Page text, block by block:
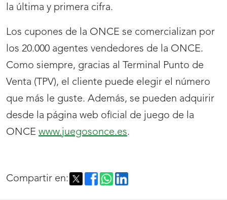
la última y primera cifra.
Los cupones de la ONCE se comercializan por
los 20.000 agentes vendedores de la ONCE.
Como siempre, gracias al Terminal Punto de
Venta (TPV), el cliente puede elegir el número
que más le guste. Además, se pueden adquirir
desde la página web oficial de juego de la
ONCE www.juegosonce.es.
Compartir en: